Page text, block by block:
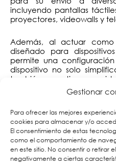
Gestionar
Para ofrecer las mejores
cookies para almacenar y/o
El consentimiento de estas
como el comportamiento de
en este sitio. No consentir o retirar
negativamente a ciertas
incluyendo pantallas
proyectores, videowalls y
Además, al actuar
diseñado para
permite una
dispositivo no solo
también garantiza un
todo el sistema.
Cartronic Group,
Networking en España.
Si desea experimentar
pueden optimizar la
de su infraestructura AV,